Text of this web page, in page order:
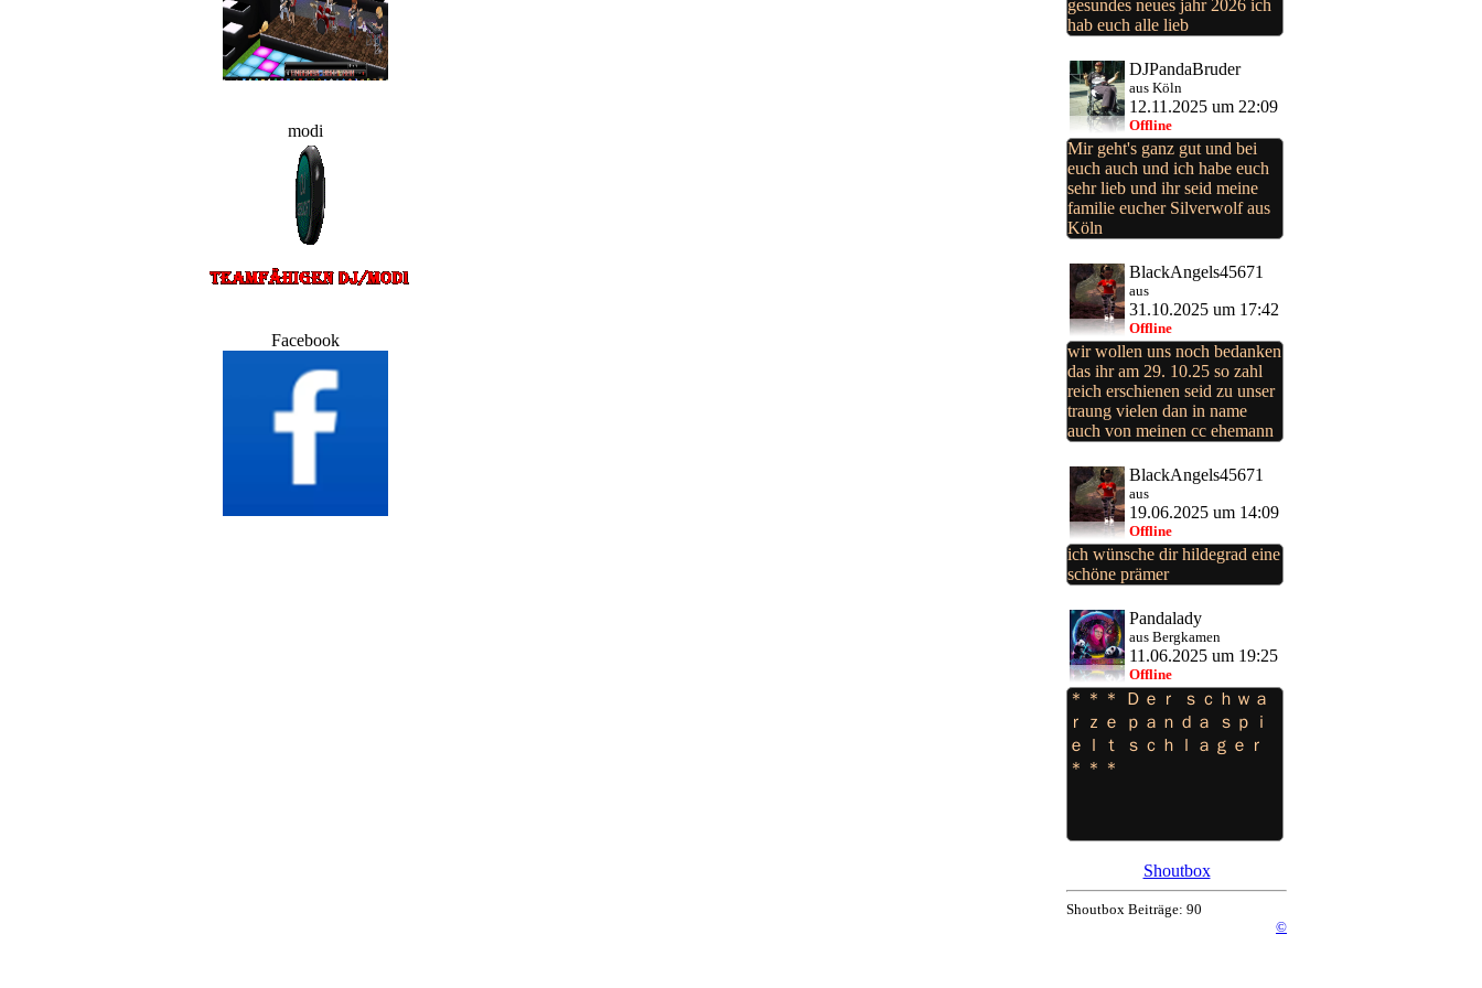
modi
Facebook
gesundes neues jahr 2026 ich
hab euch alle lieb
DJPandaBruder
aus Köln
12.11.2025 um 22:09
Offline
Mir geht's ganz gut und bei
euch auch und ich habe euch
sehr lieb und ihr seid meine
familie eucher Silverwolf aus
Köln
BlackAngels45671
aus
31.10.2025 um 17:42
Offline
wir wollen uns noch bedanken
das ihr am 29. 10.25 so zahl
reich erschienen seid zu unser
traung vielen dan in name
auch von meinen cc ehemann
BlackAngels45671
aus
19.06.2025 um 14:09
Offline
ich wünsche dir hildegrad eine
schöne prämer
Pandalady
aus Bergkamen
11.06.2025 um 19:25
Offline
＊＊＊ Ｄｅｒ ｓｃｈｗａ
ｒｚｅ ｐａｎｄａ ｓｐｉ
ｅｌｔ ｓｃｈｌａｇｅｒ
＊＊＊
Shoutbox
Shoutbox Beiträge: 90
©